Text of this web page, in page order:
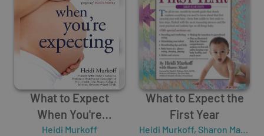
What to Expect
When You're
Expecting 5th Edition
Heidi Murkoff
What to Expect the
First Year
Heidi Murkoff, Sharon Mazel